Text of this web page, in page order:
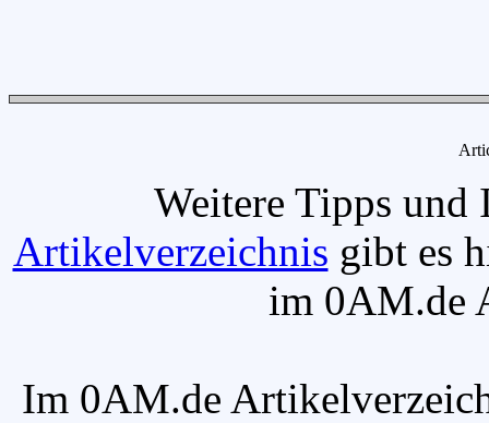
Weitere Tipps und
Artikelverzeichnis gibt es
im 0AM.de
Im 0AM.de